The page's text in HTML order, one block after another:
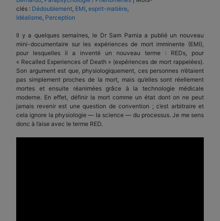
clés : Dédoublement EMI esprit-matière
Idéalisme Perception
Il y a quelques semaines, le Dr Sam Parnia a publié un nouveau
mini-documentaire sur les expériences de mort imminente (EMI),
pour lesquelles il a inventé un nouveau terme : REDs, pour
« Recalled Experiences of Death » (expériences de mort rappelées).
Son argument est que, physiologiquement, ces personnes n’étaient
pas simplement proches de la mort, mais qu’elles sont réellement
mortes et ensuite réanimées grâce à la technologie médicale
moderne. En effet, définir la mort comme un état dont on ne peut
jamais revenir est une question de convention ; c’est arbitraire et
cela ignore la physiologie — la science — du processus. Je me sens
donc à l’aise avec le terme RED.